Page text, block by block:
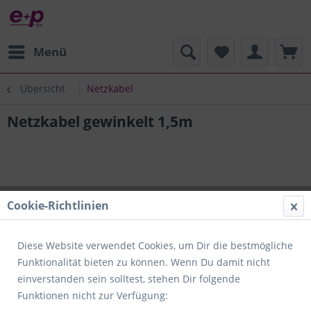
Menü
Übersicht Netzkabel
Netzkabel gewinkelt 1,5m
Cookie-Richtlinien
Diese Website verwendet Cookies, um Dir die bestmögliche
Funktionalität bieten zu können. Wenn Du damit nicht
einverstanden sein solltest, stehen Dir folgende
Funktionen nicht zur Verfügung: